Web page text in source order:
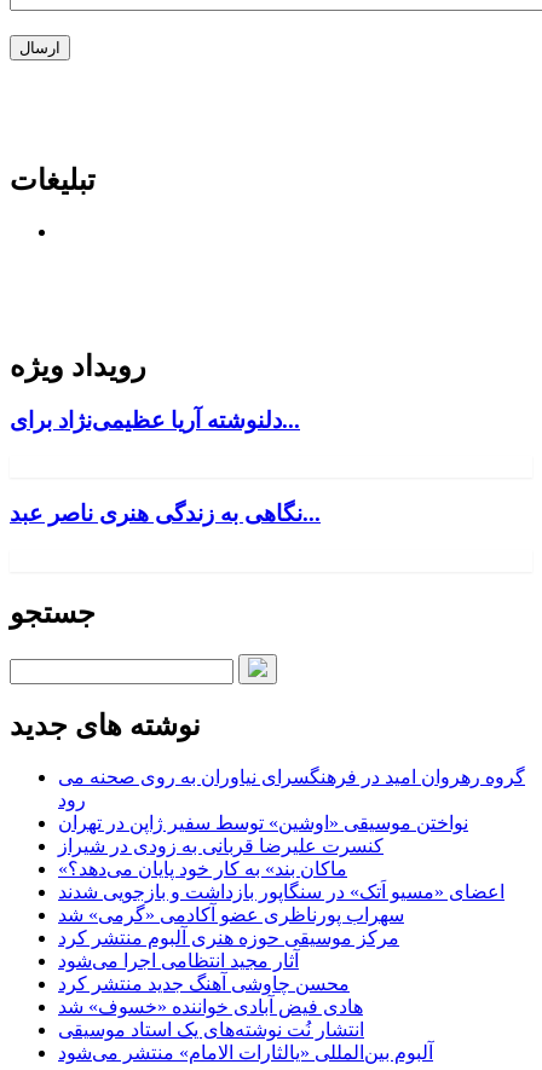
تبلیغات
رویداد ویژه
دلنوشته آریا عظیمی‌نژاد برای...
نگاهی به زندگی هنری ناصر عبد...
جستجو
نوشته های جدید
گروه رهروان امید در فرهنگسرای نیاوران به روی صحنه می
رود
نواختن موسیقی «اوشین» توسط سفیر ژاپن در تهران
کنسرت علیرضا قربانی به زودی در شیراز
«ماکان بند» به کار خود پایان می‌دهد؟
اعضای «مسیو اَتک» در سنگاپور بازداشت و بازجویی شدند
سهراب پورناظری عضو آکادمی «گرمی» شد
مرکز موسیقی حوزه هنری آلبوم منتشر کرد
آثار مجید انتظامی اجرا می‌شود
محسن چاوشی آهنگ جدید منتشر کرد
هادی فیض آبادی خواننده «خسوف» شد
انتشار نُت نوشته‌های یک استاد موسیقی
آلبوم بین‌المللی «یالثارات الامام» منتشر می‌شود